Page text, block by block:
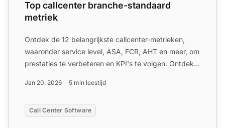
Top callcenter branche-standaard
metriek
Ontdek de 12 belangrijkste callcenter-metrieken,
waaronder service level, ASA, FCR, AHT en meer, om
prestaties te verbeteren en KPI's te volgen. Ontdek
Jan 20, 2026 5 min leestijd
Call Center Software